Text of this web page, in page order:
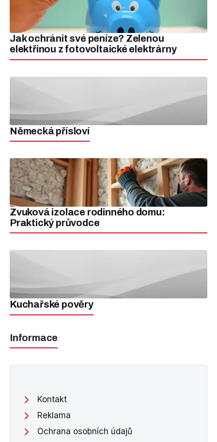
Jak ochránit své peníze? Zelenou
elektřinou z fotovoltaické elektrárny
Německá přísloví
Zvuková izolace rodinného domu:
Praktický průvodce
Kuchařské pověry
Informace
Kontakt
Reklama
Ochrana osobních údajů